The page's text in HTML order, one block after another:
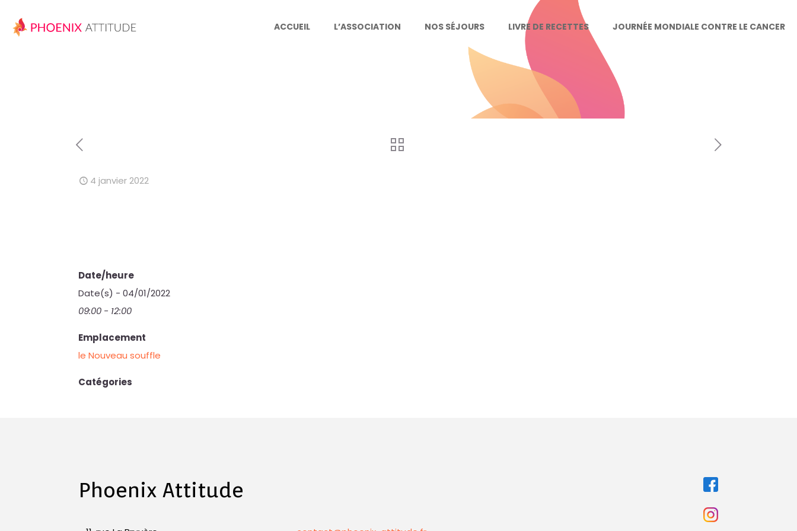
ACCUEIL L’ASSOCIATION NOS SÉJOURS LIVRE DE RECETTES JOURNÉE MONDIALE CONTRE LE CANCER
4 janvier 2022
Date/heure
Date(s) - 04/01/2022
09:00 - 12:00
Emplacement
le Nouveau souffle
Catégories
Phoenix Attitude